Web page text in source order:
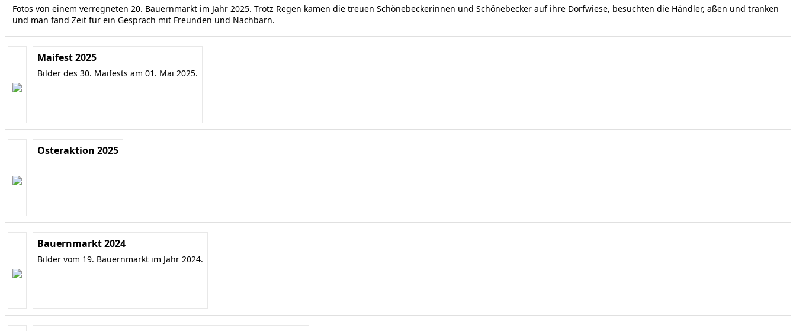
Fotos von einem verregneten 20. Bauernmarkt im Jahr 2025. Trotz Regen kamen die treuen Schönebeckerinnen und Schönebecker auf ihre Dorfwiese, besuchten die Händler, aßen und tranken
und man fand Zeit für ein Gespräch mit Freunden und Nachbarn.
Maifest 2025
Bilder des 30. Maifests am 01. Mai 2025.
Osteraktion 2025
Bauernmarkt 2024
Bilder vom 19. Bauernmarkt im Jahr 2024.